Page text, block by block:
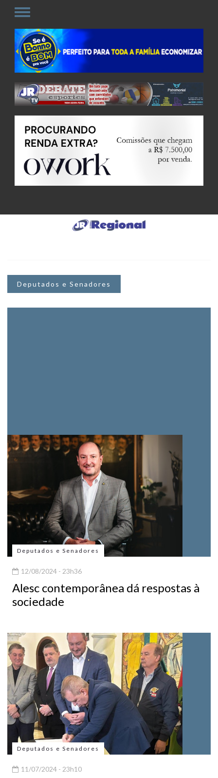
Deputados e Senadores
Deputados e Senadores
12/08/2024 - 23h36
Alesc contemporânea dá respostas à
sociedade
Deputados e Senadores
11/07/2024 - 23h10